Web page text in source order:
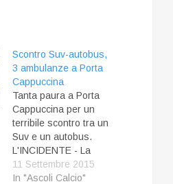
Scontro Suv-autobus,
3 ambulanze a Porta
Cappuccina
Tanta paura a Porta
Cappuccina per un
terribile scontro tra un
Suv e un autobus.
L'INCIDENTE - La
vettura, una Land
Rover nera, pare non
11 Settembre 2015
In "Ascoli Calcio"